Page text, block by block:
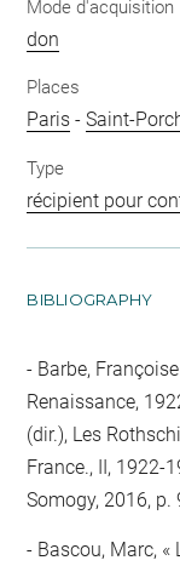
Mode d'acquisition
don
Places
Paris -Saint-
Type
récipient pour
BIBLIOGRAPHY
Barbe,
Renaissance,
(dir.), Les
France., II, 1922-
Somogy, 2016, p.
Bascou, Marc, «